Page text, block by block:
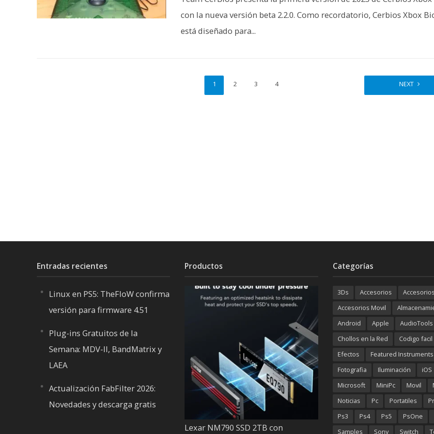
con la nueva versión beta 2.2.0. Como recordatorio, Cerbios Xbox
está diseñado para...
1 2 3 4 NEXT
Entradas recientes
Linux en PS5: TheFloW confirma
versión para firmware 4.51
Plug-ins Gratuitos de la
Semana: MDV-II, BandMatrix y
LAEA
Actualización FabFilter 2026:
Novedades y descarga gratis
Productos
Lexar NM790 SSD 2TB con
Categorías
3Ds Accesorios
Accesorios Movil
Android
Apple
AudioTools
Chollos en la Red
Codigo facil
Efectos
Featured Instruments
Fotografia
Iluminación
iOS
Microsoft
MiniPc Movil
Noticias
Pc Portatiles
Ps3
Ps4 Ps5
PsOne
Samples
Sony Switch